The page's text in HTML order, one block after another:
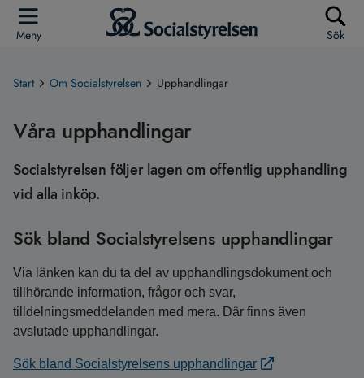
Meny Sök
Start Om Socialstyrelsen Upphandlingar
Våra upphandlingar
Socialstyrelsen följer lagen om offentlig upphandling
vid alla inköp.
Sök bland Socialstyrelsens upphandlingar
Via länken kan du ta del av upphandlingsdokument och
tillhörande information, frågor och svar,
tilldelningsmeddelanden med mera. Där finns även
avslutade upphandlingar.
Sök bland Socialstyrelsens upphandlingar